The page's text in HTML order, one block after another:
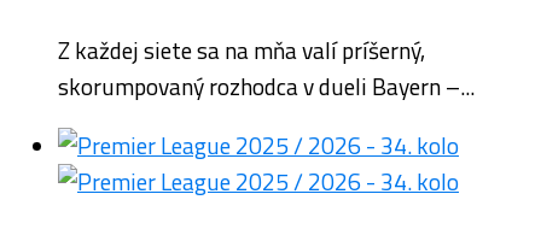
Z každej siete sa na mňa valí príšerný,
skorumpovaný rozhodca v dueli Bayern –...